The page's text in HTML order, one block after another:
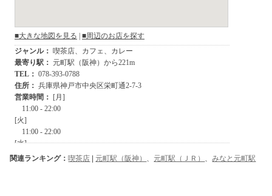
関連ランキング：喫茶店 元町駅（阪神） 、 元町駅（ＪＲ） 、みなと元町駅